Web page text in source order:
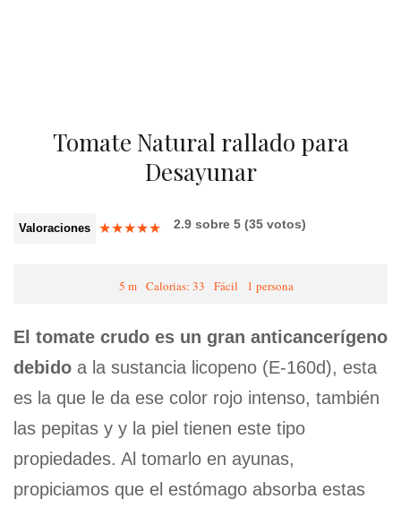
Tomate Natural rallado para
Desayunar
Valoraciones ★★★★★ 2.9 sobre 5 (35 votos)
5 m Calorias: 33 Fácil 1 persona
El tomate crudo es un gran anticancerígeno
debido a la sustancia licopeno (E-160d), esta
es la que le da ese color rojo intenso, también
las pepitas y y la piel tienen este tipo
propiedades. Al tomarlo en ayunas,
propiciamos que el estómago absorba estas